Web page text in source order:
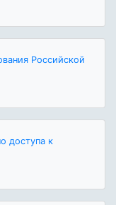
Российской
доступа к